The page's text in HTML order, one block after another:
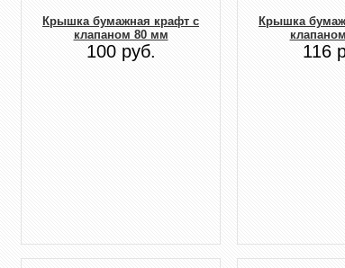
Крышка бумажная крафт с
клапаном 80 мм
100 руб.
Крышка
116